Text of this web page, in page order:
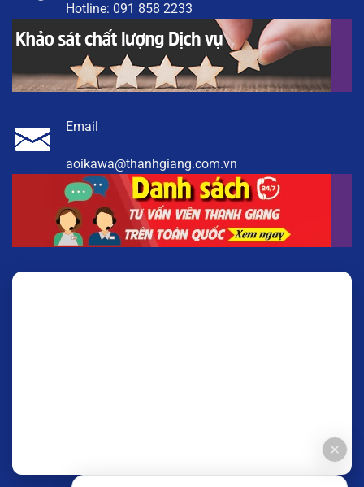
Hotline: 091 858 2233
Email
aoikawa@thanhgiang.com.vn